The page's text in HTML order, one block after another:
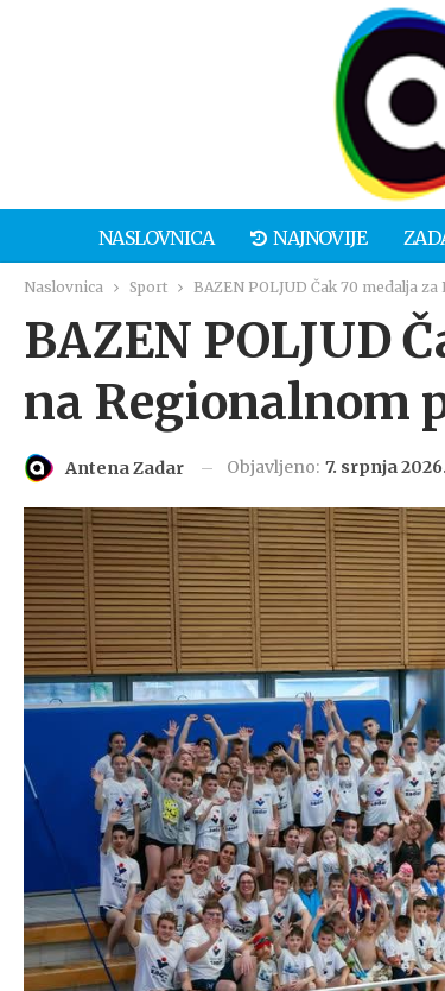
NASLOVNICA NAJNOVIJE
Naslovnica Sport BAZEN POLJUD Čak 70 medalja
BAZEN POLJUD
na Regionalnom
Antena Zadar Objavljeno: 7. srpnja